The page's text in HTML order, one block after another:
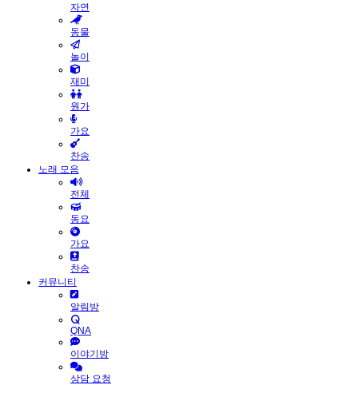
자연
동물
놀이
재미
원가
가요
찬송
노래 모음
전체
동요
가요
찬송
커뮤니티
알림방
QNA
이야기방
상담 요청